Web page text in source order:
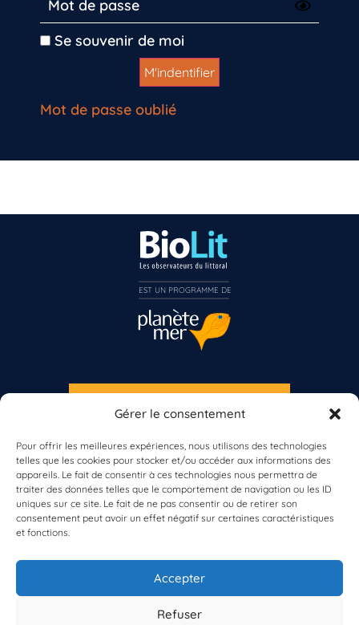
Gérer le consentement
Pour offrir les meilleures expériences, nous utilisons des technologies
telles que les cookies pour stocker et/ou accéder aux informations des
appareils. Le fait de consentir à ces technologies nous permettra de
traiter des données telles que le comportement de navigation ou les ID
uniques sur ce site. Le fait de ne pas consentir ou de retirer son
consentement peut avoir un effet négatif sur certaines caractéristiques
et fonctions.
Accepter
Refuser
Se souvenir de moi
Mot de passe oublié
À propos de BioLit
Vos données d'observation
Ressources
Résultats du programme
S'INSCRIRE À LA NEWSLETTER
Vous n’êtes pas encore inscrit à Biolit ?
Inscrivez-vous dès maintenant